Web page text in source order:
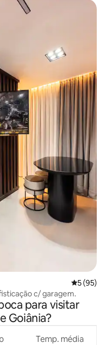
hóspedes
5 de uma
5 (95)
c/ garagem.
para visitar
Goiânia?
Temp. média